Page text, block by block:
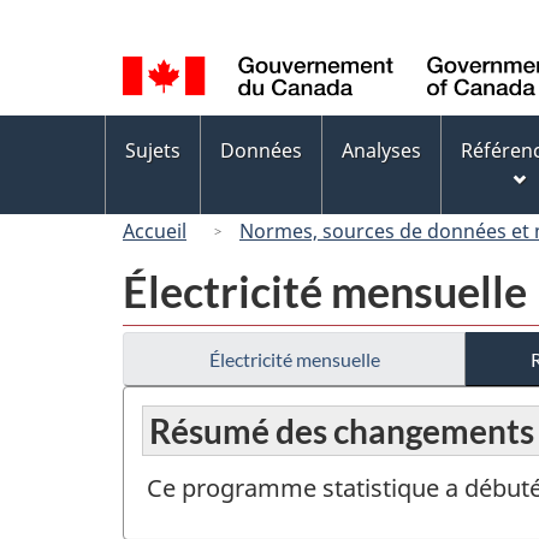
de
la
langue
des
Sujets Données Analyses
Accueil Normes, sources de données et
Électricité mensuelle
Électricité mensuelle
Résumé des changements
Ce programme statistique a